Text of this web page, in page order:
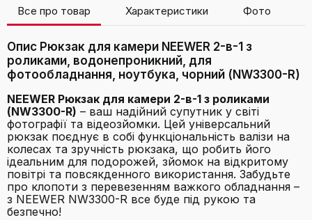
Все про товар Характеристики Фото
Опис Рюкзак для камери NEEWER 2-в-1 з
роликами, водонепроникний, для
фотообладнання, ноутбука, чорний (NW3300-R)
NEEWER Рюкзак для камери 2-в-1 з роликами
(NW3300-R) – ваш надійний супутник у світі
фотографії та відеозйомки. Цей універсальний
рюкзак поєднує в собі функціональність валізи на
колесах та зручність рюкзака, що робить його
ідеальним для подорожей, зйомок на відкритому
повітрі та повсякденного використання. Забудьте
про клопоти з перевезенням важкого обладнання –
з NEEWER NW3300-R все буде під рукою та
безпечно!